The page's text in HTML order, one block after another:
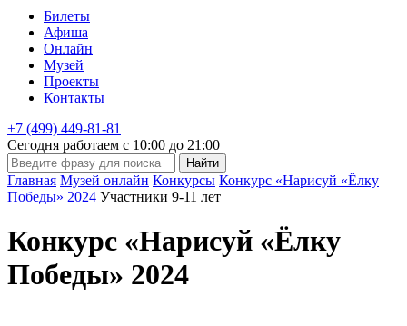
Билеты
Афиша
Онлайн
Музей
Проекты
Контакты
+7 (499) 449-81-81
Сегодня работаем с 10:00 до 21:00
Главная Музей онлайн Конкурсы Конкурс «Нарисуй «Ёлку
Победы» 2024 Участники 9-11 лет
Конкурс «Нарисуй «Ёлку
Победы» 2024